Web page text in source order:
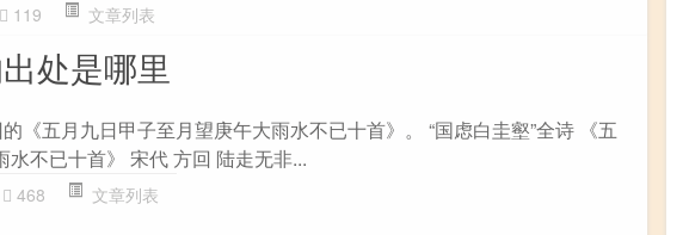
119 文章列表
处是哪里
《五月九日甲子至月望庚午大雨水不已十首》。 “国虑白圭壑”全诗 《五
水不已十首》 宋代 方回 陆走无非...
468 文章列表